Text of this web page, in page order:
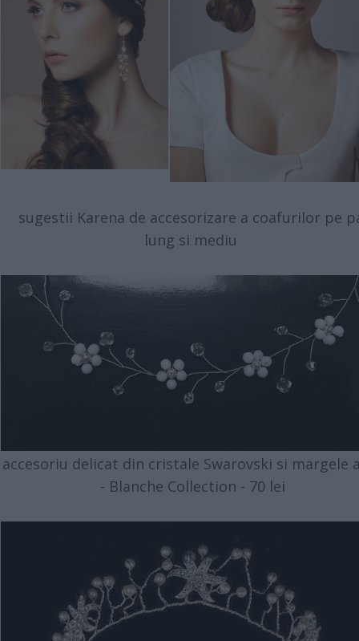
sugestii Karena de accesorizare a coafurilor pe
lung si mediu
accesoriu delicat din cristale Swarovski si margele
- Blanche Collection - 70 lei